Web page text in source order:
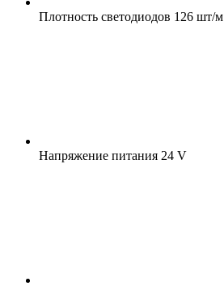
Плотность светодиодов 126 шт/м
Напряжение питания 24 V